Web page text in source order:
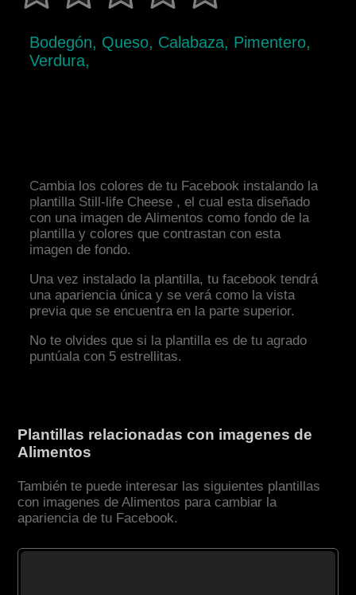
Bodegón, Queso, Calabaza, Pimentero,
Verdura,
Cambia los colores de tu Facebook instalando la
plantilla Still-life Cheese , el cual esta diseñado
con una imagen de Alimentos como fondo de la
plantilla y colores que contrastan con esta
imagen de fondo.
Una vez instalado la plantilla, tu facebook tendrá
una apariencia única y se verá como la vista
previa que se encuentra en la parte superior.
No te olvides que si la plantilla es de tu agrado
puntúala con 5 estrellitas.
Plantillas relacionadas con imagenes de
Alimentos
También te puede interesar las siguientes plantillas
con imagenes de Alimentos para cambiar la
apariencia de tu Facebook.